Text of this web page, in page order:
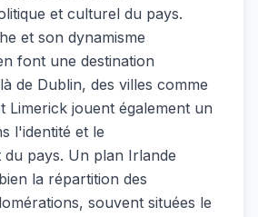
et culturel du pays.
et son dynamisme
font une destination
de Dublin, des villes comme
Limerick jouent également un
l'identité et le
du pays. Un plan Irlande
la répartition des
souvent situées le